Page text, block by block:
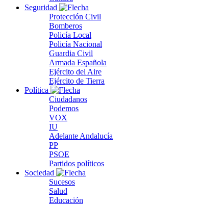
Seguridad
Protección Civil
Bomberos
Policía Local
Policía Nacional
Guardia Civil
Armada Española
Ejército del Aire
Ejército de Tierra
Política
Ciudadanos
Podemos
VOX
IU
Adelante Andalucía
PP
PSOE
Partidos políticos
Sociedad
Sucesos
Salud
Educación